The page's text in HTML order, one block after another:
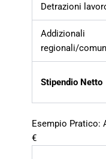
Detrazioni
Addizionali
regionali/
Stipendio Netto
Esempio Pratico:
€